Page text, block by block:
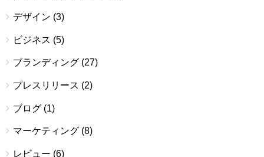
デザイン (3)
ビジネス (5)
ブランディング (27)
プレスリリース (2)
ブログ (1)
マーケティング (8)
レビュー (6)